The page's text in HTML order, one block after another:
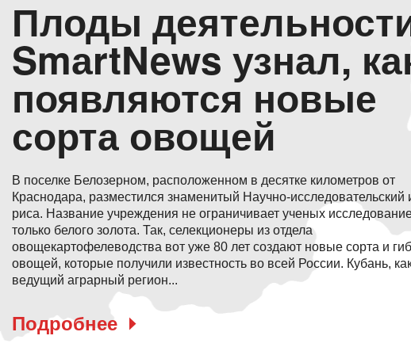
Плоды
SmаrtNews узнал,
появляются новые
сорта овощей
В поселке Белозерном, расположенном в десятке километров от
Краснодара, разместился знаменитый Научно-исследовательский
риса. Название учреждения не ограничивает ученых
только белого золота. Так, селекционеры из отдела
овощекартофелеводства вот уже 80 лет создают новые сорта и
овощей, которые получили известность во всей России. Кубань,
ведущий аграрный регион...
Подробнее